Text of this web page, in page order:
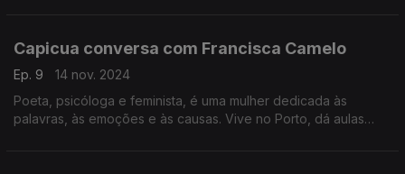
Capicua conversa com Francisca Camelo
Ep. 9
14 nov. 2024
Poeta, psicóloga e feminista, é uma mulher dedicada às
palavras, às emoções e às causas. Vive no Porto, dá aulas